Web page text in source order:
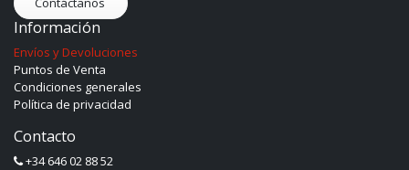
Información
Envíos y Devoluciones
Puntos de Venta
Condiciones generales
Política de privacidad
Contacto
+34 646 02 88 52